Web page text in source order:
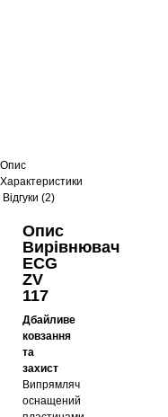
Опис
Характеристики
Відгуки (2)
Опис
Вирівнювач
ECG
ZV
117
Дбайливе
ковзання
та
захист
Випрямляч
оснащений